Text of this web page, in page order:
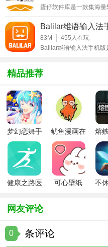
1. 丰富的搜索结果：提供海
供用户选择。
2. 实时更新：搜索结果实
全。
【微软必应国际版用法】
1. 下载安装：从微软官方网
应国际版。
2. 启动应用：打开软件，进
3. 输入关键词：在搜索框
型。
接进行访问。
蛋仔软件库是一款集海
Balilar维语输入法
83M 455 人在玩
Balilar维语输入法手机版
精品推荐
梦幻恋舞手
游
鱿鱼漫画在
线版
熔
健康之路医
可心壁纸
不
网友评论
0 条评论